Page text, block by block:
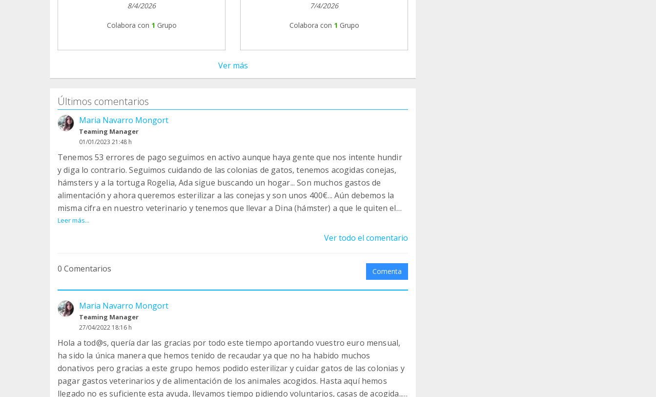
8/4/2026
Colabora con 1 Grupo
7/4/2026
Colabora con 1 Grupo
Ver más
Últimos comentarios
Maria Navarro Mongort
Teaming Manager
01/01/2023 21:48 h
Tenemos 53 errores de pago seguimos en activo aunque haya gente que nos intente hundir
y diga lo contrario. Seguimos cuidando de las colonias de gatos, tenemos acogidas conejas,
hámsters y a la tortuga Rogelia, Ada sigue buscando un hogar... Son muchos gastos de
alimentación y ahora queremos esterilizar a las conejas y son unos 400€... Aún debemos la
misma cifra en nuestro veterinario y tenemos que llevar a Dina (hámster) a que le quiten el
bulto de su patita que depende de lo que sea pueda ser poco o una gran factura más que
Leer más...
Ver todo el comentario
0 Comentarios Comenta
Maria Navarro Mongort
Teaming Manager
27/04/2022 18:16 h
Hola a tod@s, quería dar las gracias por todo este tiempo aportando vuestro euro mensual,
ha sido la única manera que hemos tenido de recaudar ya que no ha habido muchos
donativos pero gracias a este grupo hemos podido esterilizar y cuidar gatos de las colonias y
pagar gastos veterinarios y de alimentación de los animales acogidos. Hasta aquí hemos
llegado no es suficiente esta ayuda, llevamos tiempo pidiendo voluntarios, casas de acogida...